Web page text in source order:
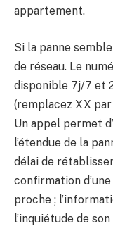
appartement.
Si la panne
de réseau. Le
disponible 7j/7 et
(remplacez XX
Un appel permet
l’étendue de la
délai de
confirmation
proche ;
l’inquiétude de